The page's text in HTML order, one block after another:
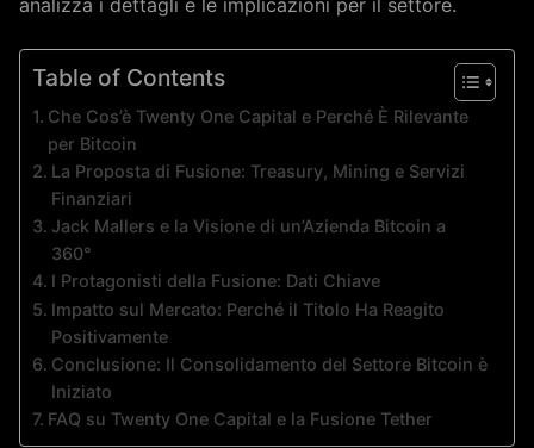
analizza i dettagli e le implicazioni per il settore.
Table of Contents
Che Cos’è Twenty One Capital e Perché È Rilevante
per Bitcoin
La Proposta di Fusione: Treasury, Mining e Servizi
Finanziari
Jack Mallers e la Visione di un’Azienda Bitcoin a
360°
I Protagonisti della Fusione: Dati Chiave
Impatto sul Mercato: Perché il Titolo Ha Reagito
Positivamente
Conclusione: Il Consolidamento del Settore Bitcoin è
Iniziato
FAQ su Twenty One Capital e la Fusione Tether